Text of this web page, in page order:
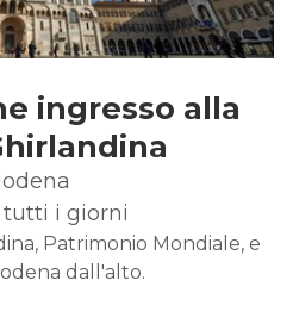
ingresso alla
i giorni
Patrimonio Mondiale, e
dall'alto.